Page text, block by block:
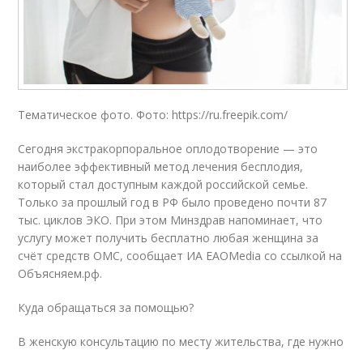
Тематическое фото. Фото: https://ru.freepik.com/
Сегодня экстракорпоральное оплодотворение — это
наиболее эффективный метод лечения бесплодия,
который стал доступным каждой российской семье.
Только за прошлый год в РФ было проведено почти 87
тыс. циклов ЭКО. При этом Минздрав напоминает, что
услугу может получить бесплатно любая женщина за
счёт средств ОМС, сообщает ИА EAOMedia со ссылкой на
Объясняем.рф.
Куда обращаться за помощью?
В женскую консультацию по месту жительства, где нужно